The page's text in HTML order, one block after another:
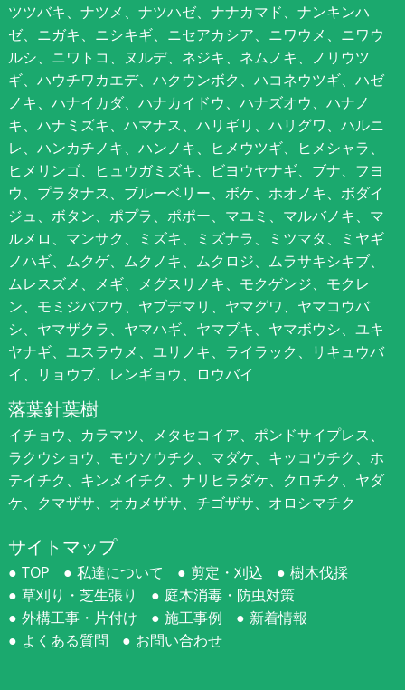
ツツバキ、ナツメ、ナツハゼ、ナナカマド、ナンキンハ
ゼ、ニガキ、ニシキギ、ニセアカシア、ニワウメ、ニワウ
ルシ、ニワトコ、ヌルデ、ネジキ、ネムノキ、ノリウツ
ギ、ハウチワカエデ、ハクウンボク、ハコネウツギ、ハゼ
ノキ、ハナイカダ、ハナカイドウ、ハナズオウ、ハナノ
キ、ハナミズキ、ハマナス、ハリギリ、ハリグワ、ハルニ
レ、ハンカチノキ、ハンノキ、ヒメウツギ、ヒメシャラ、
ヒメリンゴ、ヒュウガミズキ、ビヨウヤナギ、ブナ、フヨ
ウ、プラタナス、ブルーベリー、ボケ、ホオノキ、ボダイ
ジュ、ボタン、ポプラ、ポポー、マユミ、マルバノキ、マ
ルメロ、マンサク、ミズキ、ミズナラ、ミツマタ、ミヤギ
ノハギ、ムクゲ、ムクノキ、ムクロジ、ムラサキシキブ、
ムレスズメ、メギ、メグスリノキ、モクゲンジ、モクレ
ン、モミジバフウ、ヤブデマリ、ヤマグワ、ヤマコウバ
シ、ヤマザクラ、ヤマハギ、ヤマブキ、ヤマボウシ、ユキ
ヤナギ、ユスラウメ、ユリノキ、ライラック、リキュウバ
イ、リョウブ、レンギョウ、ロウバイ
落葉針葉樹
イチョウ、カラマツ、メタセコイア、ポンドサイプレス、
ラクウショウ、モウソウチク、マダケ、キッコウチク、ホ
テイチク、キンメイチク、ナリヒラダケ、クロチク、ヤダ
ケ、クマザサ、オカメザサ、チゴザサ、オロシマチク
サイトマップ
TOP 私達について 剪定・刈込
樹木伐採
草刈り・芝生張り
庭木消毒・防虫対策
外構工事・片付け
施工事例
新着情報
よくある質問
お問い合わせ